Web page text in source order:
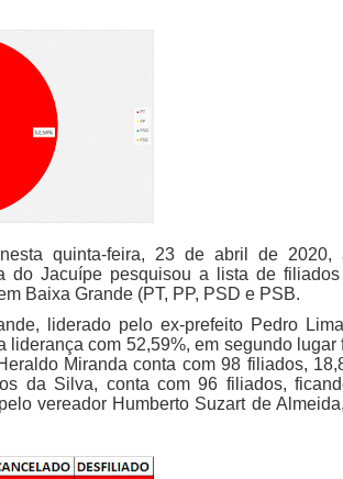
quinta-feira, 23 de abril de 2020,
do Jacuípe pesquisou a lista de
Baixa Grande (PT, PP, PSD e PSB.
liderado pelo ex-prefeito Pedro
com 52,59%, em segundo lugar
Miranda conta com 98 filiados,
da Silva, conta com 96 filiados,
vereador Humberto Suzart de